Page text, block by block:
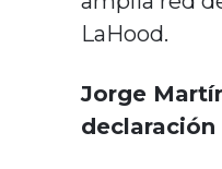
LaHood.
Jorge